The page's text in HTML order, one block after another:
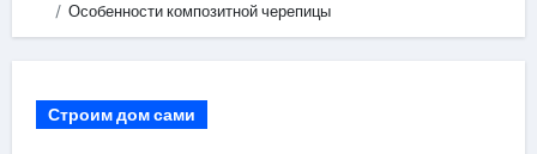
Особенности композитной черепицы
Строим дом сами